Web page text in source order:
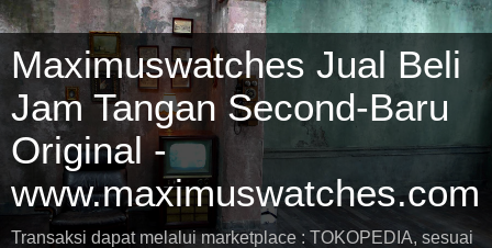
Maximuswatches Jual Beli
Jam Tangan Second-Baru
Original -
www.maximuswatches.com
Transaksi dapat melalui marketplace : TOKOPEDIA, sesuai